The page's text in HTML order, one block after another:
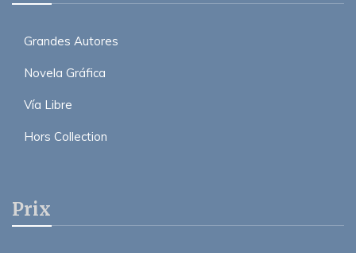
Grandes Autores
Novela Gráfica
Vía Libre
Hors Collection
Prix